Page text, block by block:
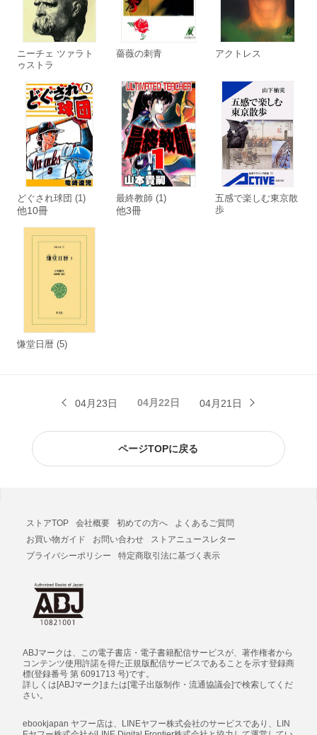
ニーチェ ツァラト
ゥストラ
薔薇の刺青 アクトレス
どぐされ球団 (1)
他10冊
最終教師 (1)
他3冊
五感で楽しむ東京散
歩
慊堂日暦 (5)
04月23日 04月22日 04月21日
ページTOPに戻る
ストアTOP 会社概要 初めての方へ
よくあるご質問
お買い物ガイド
お問い合わせ
ストアニュースレター
プライバシーポリシー
特定商取引法に基づく表示
ABJマークは、この電子書店・電子書籍配信サービスが、著作権者から
コンテンツ使用許諾を得た正規版配信サービスであることを示す登録商
標(登録番号 第 6091713 号)です。
詳しくは[ABJマーク]または[電子出版制作・流通協議会]で検索してくだ
さい。
ebookjapan ヤフー店は、LINEヤフー株式会社のサービスであり、LIN